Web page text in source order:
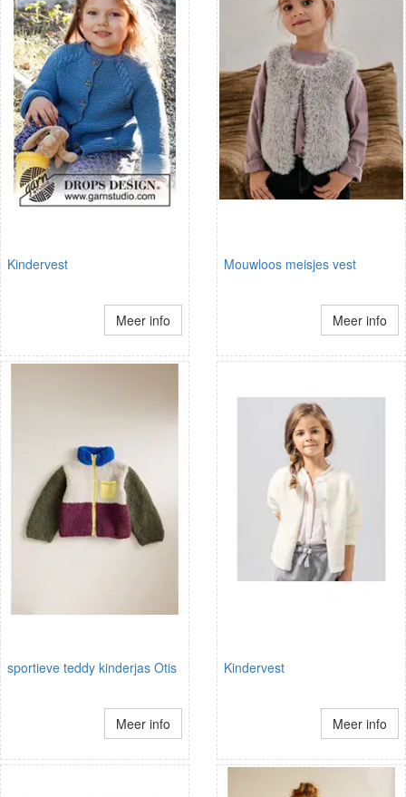
Kindervest
Meer info
Mouwloos meisjes vest
Meer info
sportieve teddy kinderjas Otis
Meer info
Kindervest
Meer info